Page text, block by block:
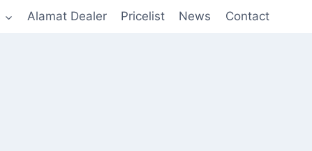
Alamat Dealer Pricelist News Contact